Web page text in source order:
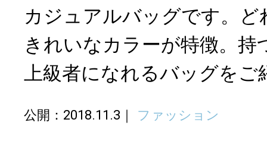
カジュアルバッグです。
きれいなカラーが特徴。
上級者になれるバッグをご
公開：2018.11.3 ファッション